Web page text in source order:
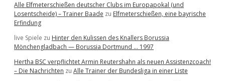
Alle Elfmeterschießen deutscher Clubs im Europapokal (und
Losentscheide) – Trainer Baade zu Elfmeterschießen, eine bayrische
Erfindung
live Spiele zu Hinter den Kulissen des Knallers Borussia
Mönchengladbach — Borussia Dortmund … 1997
Hertha BSC verpflichtet Armin Reutershahn als neuen Assistenzcoach!
– Die Nachrichten zu Alle Trainer der Bundesliga in einer Liste